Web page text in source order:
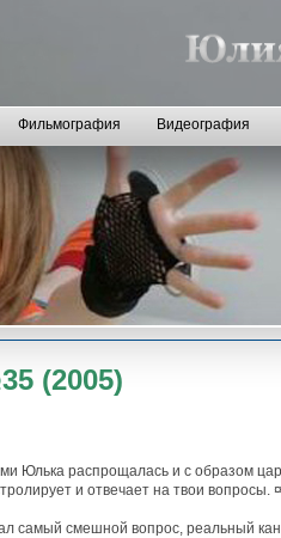
Фильмография Видеография
(2005)
Юлька распрощалась и с образом
и отвечает на твои вопросы. ¤
смешной вопрос, реальный